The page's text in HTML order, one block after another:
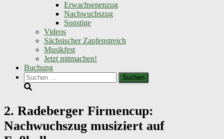
Erwachsenenzug
Nachwuchszug
Sonstige
Videos
Sächsischer Zapfenstreich
Musikfest
Jetzt mitmachen!
Buchung
Suchen
nach:
2. Radeberger Firmencup:
Nachwuchszug musiziert auf